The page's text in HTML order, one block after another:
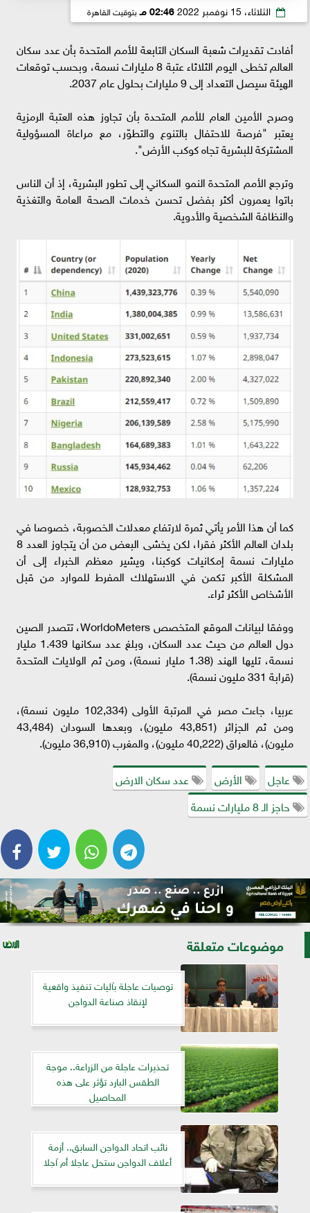
الثلاثاء، 15 نوفمبر 2022 02:46 مـ بتوقيت القاهرة
أفادت تقديرات شعبة السكان التابعة للأمم المتحدة بأن عدد سكان
العالم تخطى اليوم الثلاثاء عتبة 8 مليارات نسمة، وبحسب توقعات
الهيئة سيصل التعداد إلى 9 مليارات بحلول عام 2037.
وصرح الأمين العام للأمم المتحدة بأن تجاوز هذه العتبة الرمزية
يعتبر "فرصة للاحتفال بالتنوع والتطوّر، مع مراعاة المسؤولية
المشتركة للبشرية تجاه كوكب الأرض".
وترجع الأمم المتحدة النمو السكاني إلى تطور البشرية، إذ أن الناس
باتوا يعمرون أكثر بفضل تحسن خدمات الصحة العامة والتغذية
والنظافة الشخصية والأدوية.
كما أن هذا الأمر يأتي ثمرة لارتفاع معدلات الخصوبة، خصوصا في
بلدان العالم الأكثر فقرا، لكن يخشى البعض من أن يتجاوز العدد 8
مليارات نسمة إمكانيات كوكبنا، ويشير معظم الخبراء إلى أن
المشكلة الأكبر تكمن في الاستهلاك المفرط للموارد من قبل
الأشخاص الأكثر ثراء.
ووفقا لبيانات الموقع المتخصص WorldoMeters، تتصدر الصين
دول العالم من حيث عدد السكان، وبلغ عدد سكانها 1.439 مليار
نسمة، تليها الهند (1.38 مليار نسمة)، ومن ثم الولايات المتحدة
(قرابة 331 مليون نسمة).
عربيا، جاءت مصر في المرتبة الأولى (102,334 مليون نسمة)،
ومن ثم الجزائر (43,851 مليون)، وبعدها السودان (43,484
مليون)، فالعراق (40,222 مليون)، والمغرب (36,910 مليون).
عاجل
الأرض
عدد سكان الارض
حاجز الـ 8 مليارات نسمة
موضوعات متعلقة
توصيات عاجلة بآليات تنفيذ واقعية
لإنقاذ صناعة الدواجن
تحذيرات عاجلة من الزراعة.. موجة
الطقس البارد تؤثر على هذه
المحاصيل
نائب اتحاد الدواجن السابق.. أزمة
أعلاف الدواجن ستحل عاجلا أم آجلا